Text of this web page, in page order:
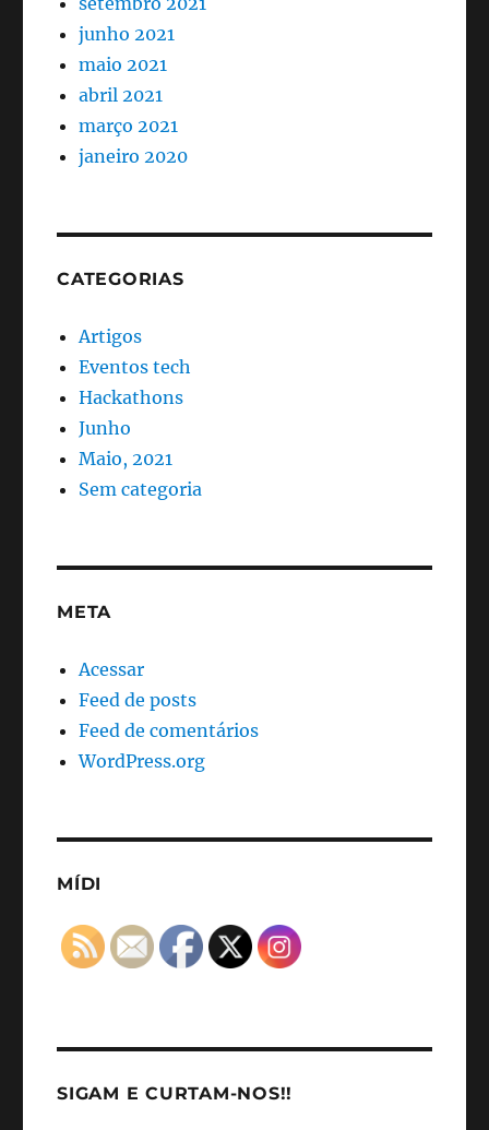
junho 2021
maio 2021
abril 2021
março 2021
janeiro 2020
CATEGORIAS
Artigos
Eventos tech
Hackathons
Junho
Maio, 2021
Sem categoria
META
Acessar
Feed de posts
Feed de comentários
WordPress.org
MÍDI
SIGAM E CURTAM-NOS!!